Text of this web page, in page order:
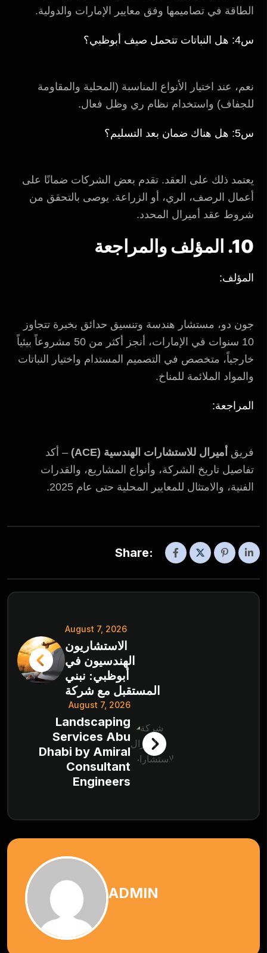
الطاقة في تصاميمها وفق معايير الإمارات والدولية.
س4: هل النباتات تتحمل صيف أبوظبي؟
نعم، عند اختيار الأنواع المناسبة (المحلية والمقاومة
للجفاف) واستخدام نظام ري وظل فعال.
س5: هل هناك ضمان بعد التسليم؟
يعتمد ذلك على العقد. تقدم بعض الشركات ضمانًا على
أعمال الرصف، الري، أو الزراعة. يوصى بالتحقق من
شروط عقد أميرال المحدد.
10. المؤلف والمراجعة
المؤلف:
جون دو، مستشار هندسة وتنسيق حدائق بخبرة تتجاوز
10 سنوات في الإمارات، أنجز أكثر من 50 مشروعاً بيئياً
خارجياً، متخصص في التصميم المستدام واختيار النباتات
والمواد الملائمة للمناخ.
المراجعة:
فريق أميرال للاستشارات الهندسية (ACE)
– أكد
تفاصيل تاريخ الشركة، وأنواع المشاريع، والقدرات
الفنية، والامتثال للمعايير المحلية حتى عام 2025.
Share:
August 7, 2026
الاستشاريون
الهندسيون في
أبوظبي: نبني
المستقبل مع شركة
August 7, 2026
Landscaping
Services Abu
Dhabi by Amiral
Consultant
Engineers
ADMIN